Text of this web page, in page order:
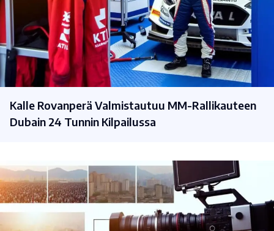
Kalle Rovanperä Valmistautuu MM-Rallikauteen
Dubain 24 Tunnin Kilpailussa